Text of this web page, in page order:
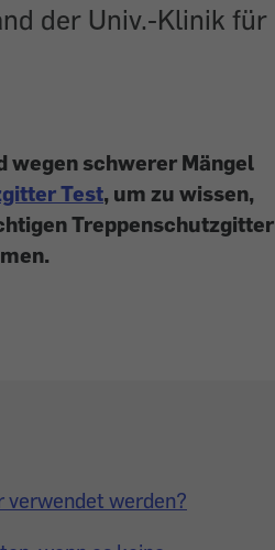
der Univ.-Klinik für
wegen schwerer Mängel
Test, um zu wissen,
Treppenschutzgitter
werden?